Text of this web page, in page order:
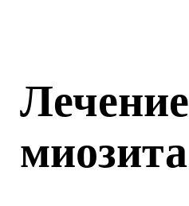
Лечение
миозита